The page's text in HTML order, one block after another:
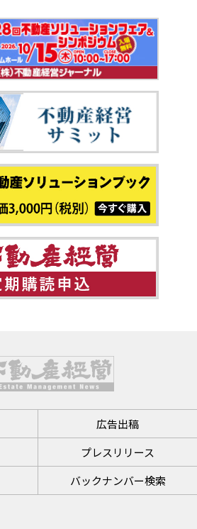
広告出稿
プレスリリース
バックナンバー検索